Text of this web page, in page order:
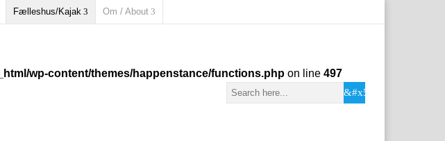
Fælleshus/Kajak Om / About
wp-content/themes/happenstance/functions.php on line 497